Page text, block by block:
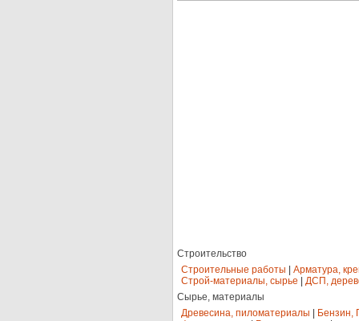
Строительство
Строительные работы
Арматура,
Строй-материалы, сырье
ДСП,
Сырье, материалы
Древесина, пиломатериалы
Бензин,